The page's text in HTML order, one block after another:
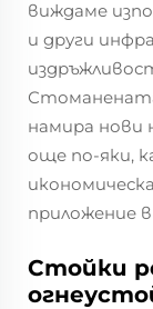
виждаме
и други
намира нови
още по-яки,
приложение
Стойки